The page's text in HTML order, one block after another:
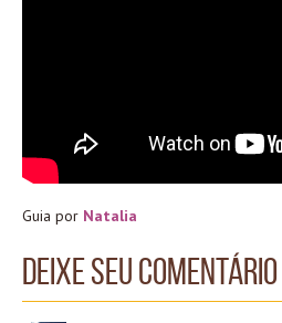
Guia por Natalia
Deixe seu comentário